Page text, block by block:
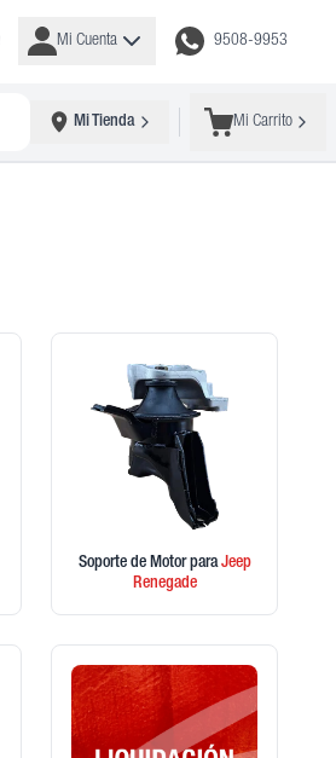
Mi Cuenta 9508-9953
Mi Tienda Mi Carrito
Soporte de Motor paraJeep
Renegade